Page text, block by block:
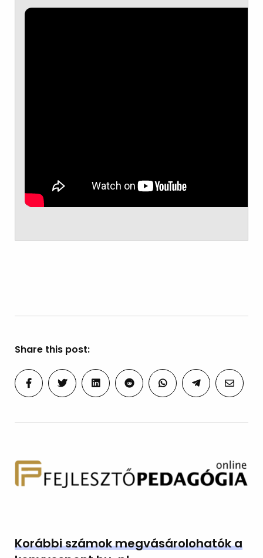
Share this post:
Korábbi számok megvásárolohatók a